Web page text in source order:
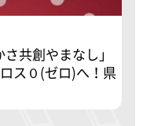
共創やまなし」
ス０(ゼロ)へ！県